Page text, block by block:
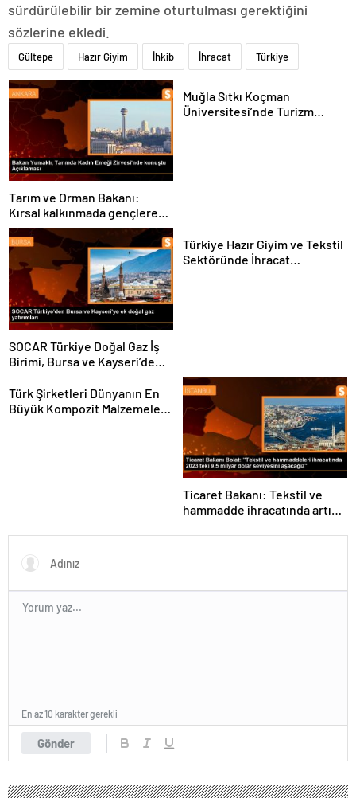
sürdürülebilir bir zemine oturtulması gerektiğini
sözlerine ekledi.
Gültepe Hazır Giyim İhkib İhracat Türkiye
Tarım ve Orman Bakanı:
Kırsal kalkınmada gençlere
ve kadınlara pozitif ayrımcılık
yapıyoruz
Muğla Sıtkı Koçman
Üniversitesi’nde Turizm
SOCAR Türkiye Doğal Gaz İş
Birimi, Bursa ve Kayseri’de
Türkiye Hazır Giyim ve Tekstil
Sektöründe İhracat
Türk Şirketleri Dünyanın En
Büyük Kompozit Malzemeler
Ticaret Bakanı: Tekstil ve
hammadde ihracatında artış
Gönder
En az 10 karakter gerekli